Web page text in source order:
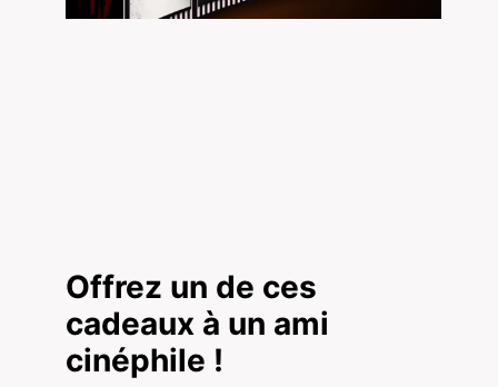
Offrez un de ces
cadeaux à un ami
cinéphile !